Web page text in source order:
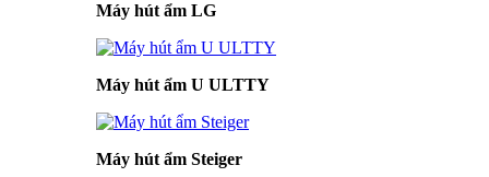
Máy hút ẩm LG
Máy hút ẩm U ULTTY
Máy hút ẩm Steiger